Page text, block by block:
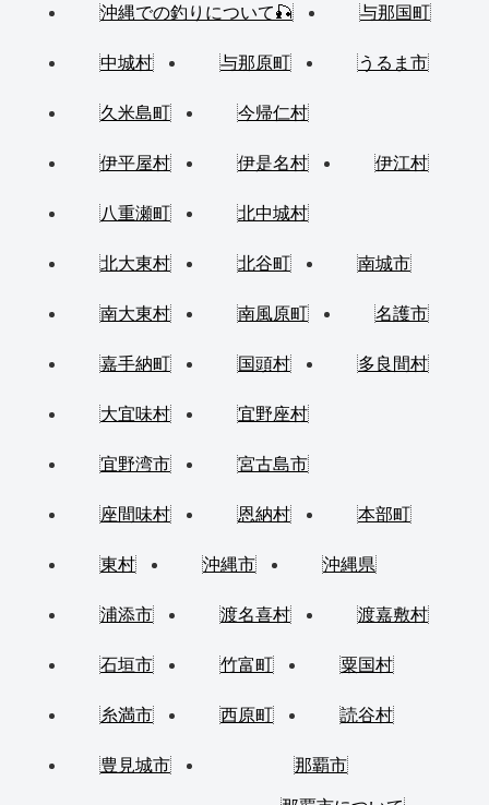
沖縄での釣りについて🎣 与那国町
中城村 与那原町 うるま市
久米島町 今帰仁村
伊平屋村 伊是名村 伊江村
八重瀬町 北中城村
北大東村 北谷町 南城市
南大東村 南風原町 名護市
嘉手納町 国頭村 多良間村
大宜味村 宜野座村
宜野湾市 宮古島市
座間味村 恩納村 本部町
東村 沖縄市 沖縄県
浦添市 渡名喜村 渡嘉敷村
石垣市 竹富町 粟国村
糸満市 西原町 読谷村
豊見城市 那覇市